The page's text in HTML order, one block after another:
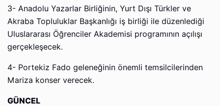
3- Anadolu Yazarlar Birliğinin, Yurt Dışı Türkler ve
Akraba Topluluklar Başkanlığı iş birliği ile düzenlediği
Uluslararası Öğrenciler Akademisi programının açılışı
gerçekleşecek.
4- Portekiz Fado geleneğinin önemli temsilcilerinden
Mariza konser verecek.
GÜNCEL